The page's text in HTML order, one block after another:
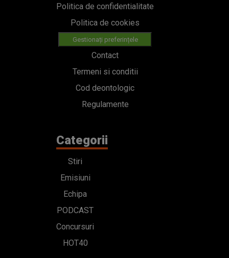
Politica de confidentialitate
Politica de cookies
Gestionați preferințele
Contact
Termeni si conditii
Cod deontologic
Regulamente
Categorii
Stiri
Emisiuni
Echipa
PODCAST
Concursuri
HOT40